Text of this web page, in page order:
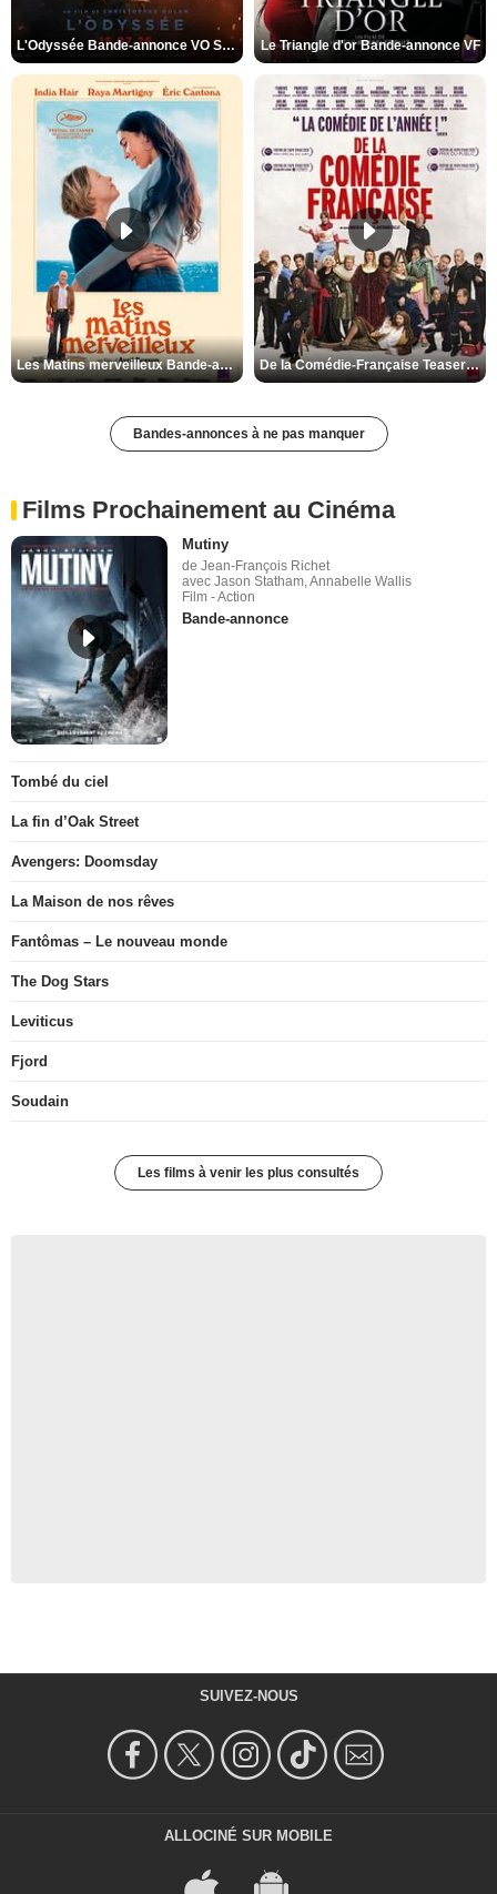
L'Odyssée Bande-annonce VO STFR Le Triangle d'or Bande-annonce VF
Les Matins merveilleux Bande-annonce VF De la Comédie-Française Teaser VF
Bandes-annonces à ne pas manquer
Films Prochainement au Cinéma
Mutiny
de Jean-François Richet
avec Jason Statham, Annabelle Wallis
Film - Action
Bande-annonce
Tombé du ciel
La fin d’Oak Street
Avengers: Doomsday
La Maison de nos rêves
Fantômas – Le nouveau monde
The Dog Stars
Leviticus
Fjord
Soudain
Les films à venir les plus consultés
SUIVEZ-NOUS
ALLOCINÉ SUR MOBILE